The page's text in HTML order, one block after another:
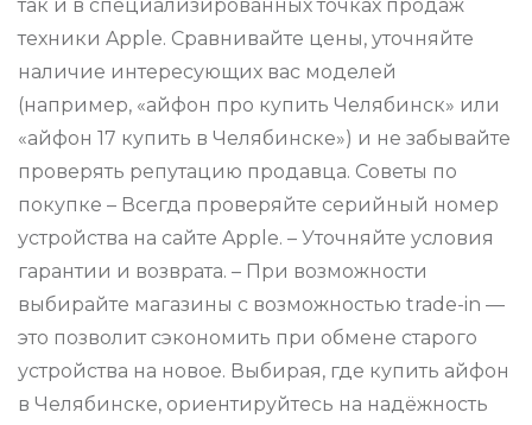
так и в специализированных точках продаж
техники Apple. Сравнивайте цены, уточняйте
наличие интересующих вас моделей
(например, «айфон про купить Челябинск» или
«айфон 17 купить в Челябинске») и не забывайте
проверять репутацию продавца. Советы по
покупке – Всегда проверяйте серийный номер
устройства на сайте Apple. – Уточняйте условия
гарантии и возврата. – При возможности
выбирайте магазины с возможностью trade-in —
это позволит сэкономить при обмене старого
устройства на новое. Выбирая, где купить айфон
в Челябинске, ориентируйтесь на надёжность